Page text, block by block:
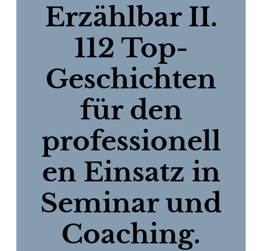
Erzählbar II.
112 Top-
Geschichten
für den
professionell
en Einsatz in
Seminar und
Coaching.